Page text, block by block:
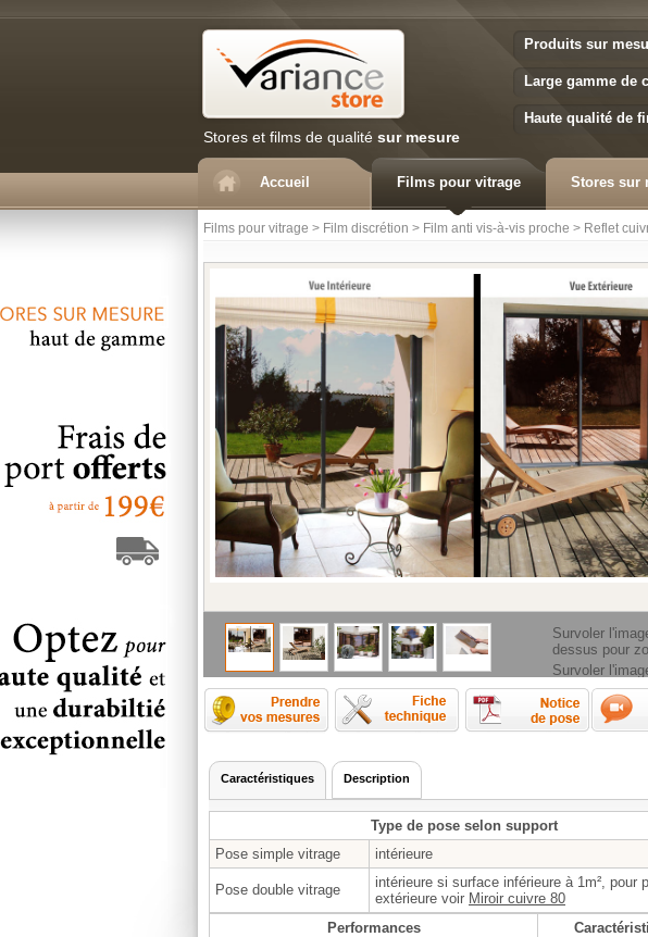
Stores et films de qualité sur mesure
Produits sur
Large gamme de
Haute qualité de
Accueil Films pour vitrage Stores sur
Films pour vitrage > Film discrétion > Film anti vis-à-vis proche > Reflet
Survoler
dessus pour
Survoler
dessus pour
Comment prendre les mesures ?
Fiche technique
Caractéristiques Description
Type de pose selon support
Pose simple vitrage
intérieure
Pose double vitrage
intérieure si surface inférieure à 1m², pour
extérieure voir Miroir cuivre 80
Performances